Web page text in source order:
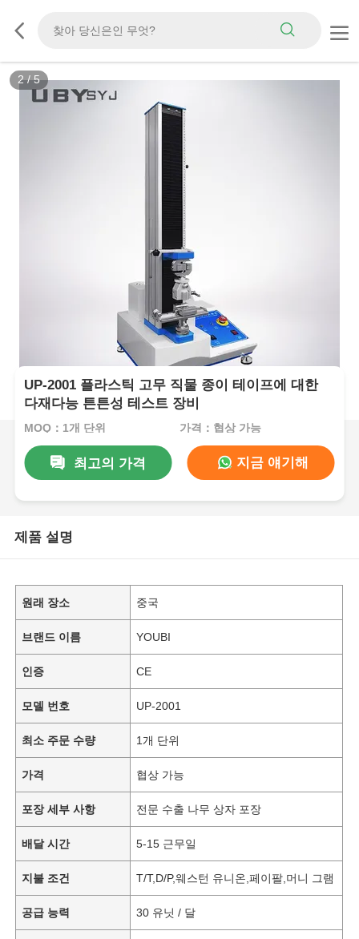
2/5
UP-2001 플라스틱 고무 직물 종이 테이프에 대한
다재다능 튼튼성 테스트 장비
MOQ：1개 단위 가격：협상 가능
최고의 가격 지금 얘기해
제품 설명
원래 장소 중국
브랜드 이름 YOUBI
인증 CE
모델 번호 UP-2001
최소 주문 수량 1개 단위
가격 협상 가능
포장 세부 사항 전문 수출 나무 상자 포장
배달 시간 5-15 근무일
지불 조건 T/T,D/P,웨스턴 유니온,페이팔,머니 그램
공급 능력 30 유닛 / 달